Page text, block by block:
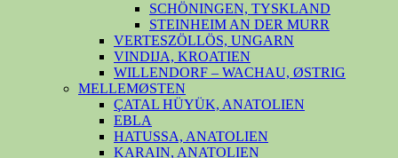
SCHÖNINGEN, TYSKLAND
STEINHEIM AN DER MURR
VERTESZÖLLÖS, UNGARN
VINDIJA, KROATIEN
WILLENDORF – WACHAU, ØSTRIG
MELLEMØSTEN
ÇATAL HÜYÜK, ANATOLIEN
EBLA
HATUSSA, ANATOLIEN
KARAIN, ANATOLIEN